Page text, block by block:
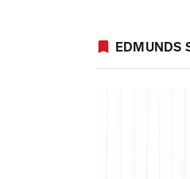
EDMUNDS